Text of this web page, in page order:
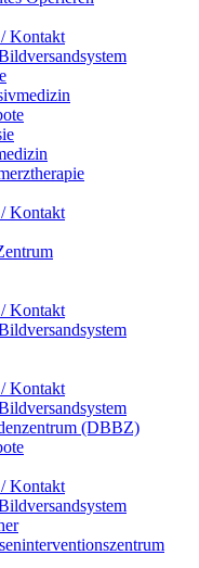
/ Kontakt
/ Kontakt
/ Kontakt
/ Kontakt
(DBBZ)
/ Kontakt